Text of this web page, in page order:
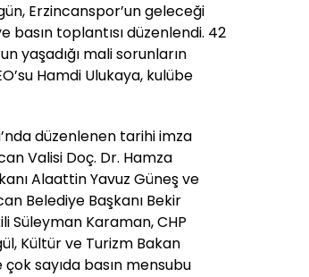
Erzincanspor’un geleceği
basın toplantısı düzenlendi. 42
yaşadığı mali sorunların
Hamdi Ulukaya, kulübe
düzenlenen tarihi imza
Valisi Doç. Dr. Hamza
Alaattin Yavuz Güneş ve
Belediye Başkanı Bekir
Süleyman Karaman, CHP
Kültür ve Turizm Bakan
çok sayıda basın mensubu